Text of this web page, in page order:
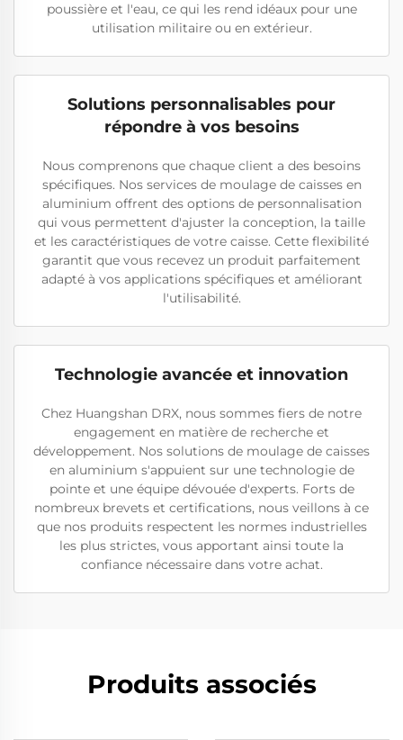
poussière et l'eau, ce qui les rend idéaux pour une
utilisation militaire ou en extérieur.
Solutions personnalisables pour
répondre à vos besoins
Nous comprenons que chaque client a des besoins
spécifiques. Nos services de moulage de caisses en
aluminium offrent des options de personnalisation
qui vous permettent d'ajuster la conception, la taille
et les caractéristiques de votre caisse. Cette flexibilité
garantit que vous recevez un produit parfaitement
adapté à vos applications spécifiques et améliorant
l'utilisabilité.
Technologie avancée et innovation
Chez Huangshan DRX, nous sommes fiers de notre
engagement en matière de recherche et
développement. Nos solutions de moulage de caisses
en aluminium s'appuient sur une technologie de
pointe et une équipe dévouée d'experts. Forts de
nombreux brevets et certifications, nous veillons à ce
que nos produits respectent les normes industrielles
les plus strictes, vous apportant ainsi toute la
confiance nécessaire dans votre achat.
Produits associés